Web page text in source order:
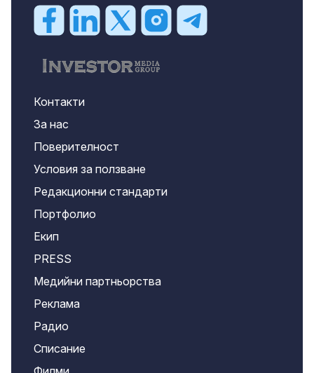
Контакти
За нас
Поверителност
Условия за ползване
Редакционни стандарти
Портфолио
Екип
PRESS
Медийни партньорства
Реклама
Радио
Списание